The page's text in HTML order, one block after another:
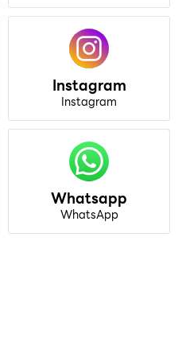
Instagram
Instagram
Whatsapp
WhatsApp